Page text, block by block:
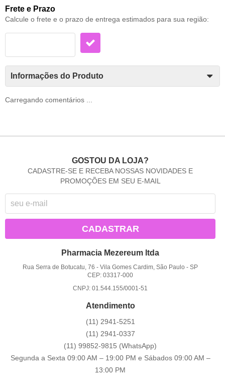
Frete e Prazo
Calcule o frete e o prazo de entrega estimados para sua região:
Informações do Produto
Carregando comentários ...
GOSTOU DA LOJA?
CADASTRE-SE E RECEBA NOSSAS NOVIDADES E
PROMOÇÕES EM SEU E-MAIL
CADASTRAR
Pharmacia Mezereum ltda
Rua Serra de Botucatu, 76 -Vila Gomes Cardim, São Paulo -SP
CEP: 03317-000
CNPJ: 01.544.155/0001-51
Atendimento
(11) 2941-5251
(11) 2941-0337
(11) 99852-9815 (WhatsApp)
Segunda a Sexta 09:00 AM – 19:00 PM e Sábados 09:00 AM –
13:00 PM